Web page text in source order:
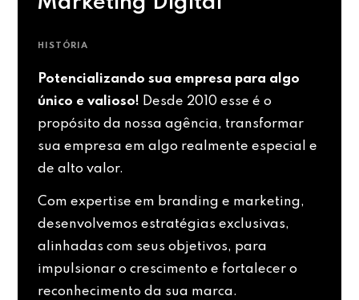
HISTÓRIA
Potencializando sua empresa para algo
único e valioso! Desde 2010 esse é o
propósito da nossa agência, transformar
sua empresa em algo realmente especial e
de alto valor.
Com expertise em branding e marketing,
desenvolvemos estratégias exclusivas,
alinhadas com seus objetivos, para
impulsionar o crescimento e fortalecer o
reconhecimento da sua marca.